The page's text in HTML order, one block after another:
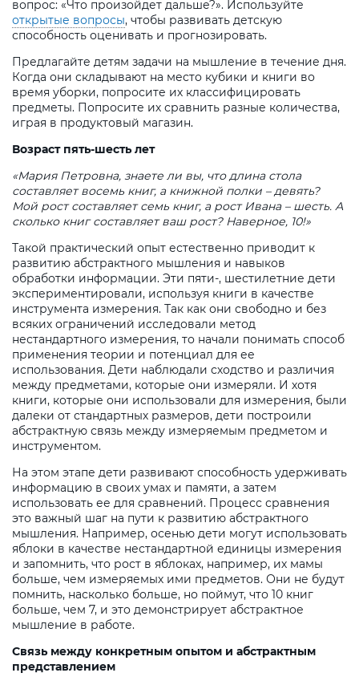
вопрос: «Что произойдет дальше?». Используйте
открытые вопросы, чтобы развивать детскую
способность оценивать и прогнозировать.
Предлагайте детям задачи на мышление в течение дня.
Когда они складывают на место кубики и книги во
время уборки, попросите их классифицировать
предметы. Попросите их сравнить разные количества,
играя в продуктовый магазин.
Возраст пять-шесть лет
«Мария Петровна, знаете ли вы, что длина стола
составляет восемь книг, а книжной полки – девять?
Мой рост составляет семь книг, а рост Ивана – шесть. А
сколько книг составляет ваш рост? Наверное, 10!»
Такой практический опыт естественно приводит к
развитию абстрактного мышления и навыков
обработки информации. Эти пяти-, шестилетние дети
экспериментировали, используя книги в качестве
инструмента измерения. Так как они свободно и без
всяких ограничений исследовали метод
нестандартного измерения, то начали понимать способ
применения теории и потенциал для ее
использования. Дети наблюдали сходство и различия
между предметами, которые они измеряли. И хотя
книги, которые они использовали для измерения, были
далеки от стандартных размеров, дети построили
абстрактную связь между измеряемым предметом и
инструментом.
На этом этапе дети развивают способность удерживать
информацию в своих умах и памяти, а затем
использовать ее для сравнений. Процесс сравнения
это важный шаг на пути к развитию абстрактного
мышления. Например, осенью дети могут использовать
яблоки в качестве нестандартной единицы измерения
и запомнить, что рост в яблоках, например, их мамы
больше, чем измеряемых ими предметов. Они не будут
помнить, насколько больше, но поймут, что 10 книг
больше, чем 7, и это демонстрирует абстрактное
мышление в работе.
Связь между конкретным опытом и абстрактным
представлением